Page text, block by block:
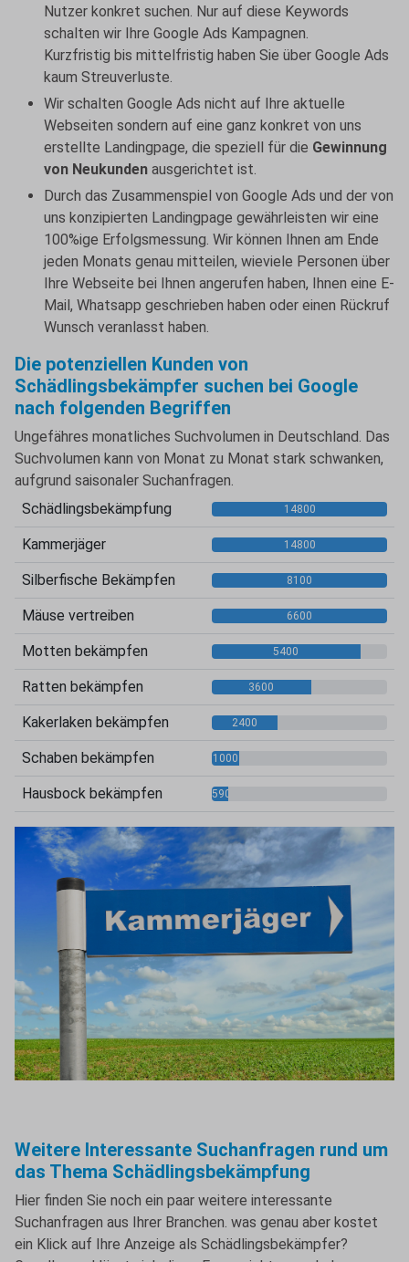
Nutzer konkret suchen. Nur auf diese Keywords
schalten wir Ihre Google Ads Kampagnen.
Kurzfristig bis mittelfristig haben Sie über Google Ads
kaum Streuverluste.
Wir schalten Google Ads nicht auf Ihre aktuelle
Webseiten sondern auf eine ganz konkret von uns
erstellte Landingpage, die speziell für die Gewinnung
von Neukunden ausgerichtet ist.
Durch das Zusammenspiel von Google Ads und der von
uns konzipierten Landingpage gewährleisten wir eine
100%ige Erfolgsmessung. Wir können Ihnen am Ende
jeden Monats genau mitteilen, wieviele Personen über
Ihre Webseite bei Ihnen angerufen haben, Ihnen eine E-
Mail, Whatsapp geschrieben haben oder einen Rückruf
Wunsch veranlasst haben.
Die potenziellen Kunden von
Schädlingsbekämpfer suchen bei Google
nach folgenden Begriffen
Ungefähres monatliches Suchvolumen in Deutschland. Das
Suchvolumen kann von Monat zu Monat stark schwanken,
aufgrund saisonaler Suchanfragen.
Schädlingsbekämpfung
14800
Kammerjäger 14800
Silberfische Bekämpfen 8100
Mäuse vertreiben 6600
Motten bekämpfen 5400
Ratten bekämpfen 3600
Kakerlaken bekämpfen 2400
Schaben bekämpfen 1000
Hausbock bekämpfen 590
Weitere Interessante Suchanfragen rund um
das Thema Schädlingsbekämpfung
Hier finden Sie noch ein paar weitere interessante
Suchanfragen aus Ihrer Branchen. was genau aber kostet
ein Klick auf Ihre Anzeige als Schädlingsbekämpfer?